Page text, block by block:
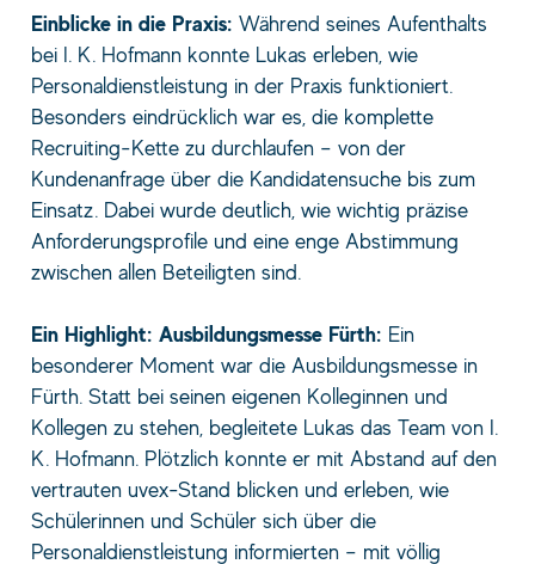
Einblicke in die Praxis: Während seines Aufenthalts
bei I. K. Hofmann konnte Lukas erleben, wie
Personaldienstleistung in der Praxis funktioniert.
Besonders eindrücklich war es, die komplette
Recruiting-Kette zu durchlaufen – von der
Kundenanfrage über die Kandidatensuche bis zum
Einsatz. Dabei wurde deutlich, wie wichtig präzise
Anforderungsprofile und eine enge Abstimmung
zwischen allen Beteiligten sind.
Ein Highlight: Ausbildungsmesse Fürth: Ein
besonderer Moment war die Ausbildungsmesse in
Fürth. Statt bei seinen eigenen Kolleginnen und
Kollegen zu stehen, begleitete Lukas das Team von I.
K. Hofmann. Plötzlich konnte er mit Abstand auf den
vertrauten uvex-Stand blicken und erleben, wie
Schülerinnen und Schüler sich über die
Personaldienstleistung informierten – mit völlig